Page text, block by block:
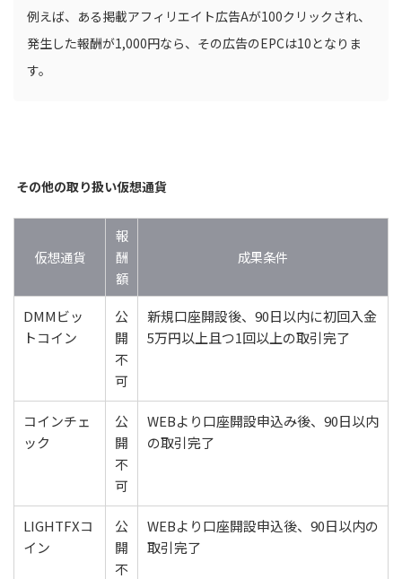
例えば、ある掲載アフィリエイト広告Aが100クリックされ、
発生した報酬が1,000円なら、その広告のEPCは10となりま
す。
その他の取り扱い仮想通貨
仮想通貨
報
酬
額
成果条件
DMMビッ
トコイン
公
開
不
可
新規口座開設後、90日以内に初回入金
5万円以上且つ1回以上の取引完了
コインチェ
ック
公
開
不
可
WEBより口座開設申込み後、90日以内
の取引完了
LIGHTFXコ
イン
公
開
不
WEBより口座開設申込後、90日以内の
取引完了